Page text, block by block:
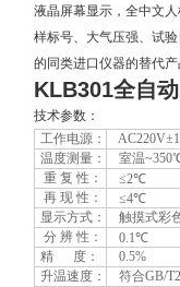
液晶屏幕显示，全中文
样标号、大气压强、试
的同类进口仪器的替代
KLB301全自
技术参数：
工作电源：
温度测量：
室温
重 复 性：
≤2℃
再 现 性：
≤4℃
显示方式：
触摸式彩
分 辨 性：
0.1℃
精 度：
0.5%
升温速度：
符合GB/